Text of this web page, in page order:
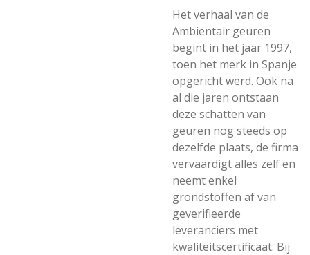
Het verhaal van de
Ambientair geuren
begint in het jaar 1997,
toen het merk in Spanje
opgericht werd. Ook na
al die jaren ontstaan
deze schatten van
geuren nog steeds op
dezelfde plaats, de firma
vervaardigt alles zelf en
neemt enkel
grondstoffen af van
geverifieerde
leveranciers met
kwaliteitscertificaat. Bij